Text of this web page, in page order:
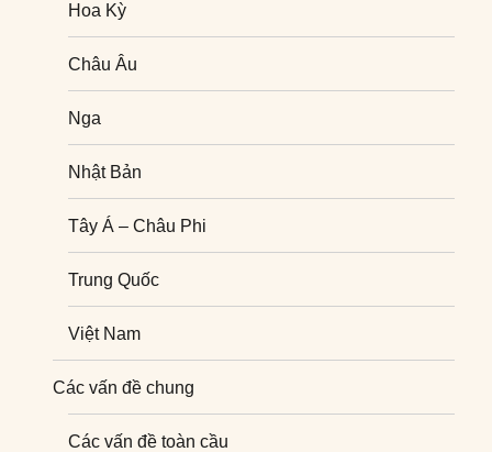
Nghiên cứu quốc tế
Hoa Kỳ
Châu Âu
Nga
Nhật Bản
Tây Á – Châu Phi
Trung Quốc
Việt Nam
Các vấn đề chung
Các vấn đề toàn cầu